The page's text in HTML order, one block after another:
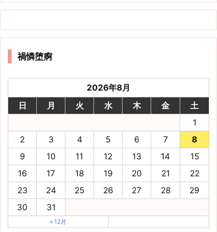
禍憐堕痾
2026年8月
日
月 火 水 木 金
土
1
2
3 4 5 6 7
8
9
10 11 12 13 14
15
16
17 18 19 20 21
22
23
24 25 26 27 28
29
30
31
« 12月